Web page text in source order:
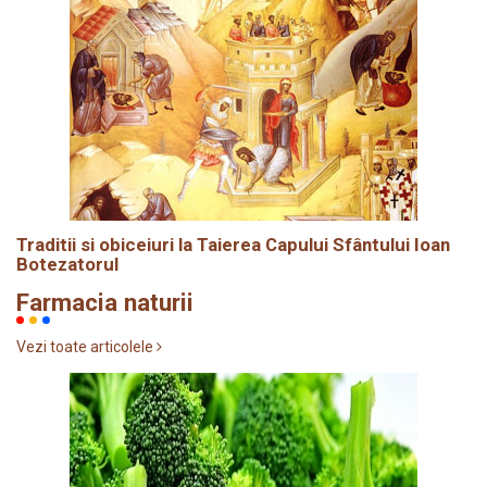
Traditii si obiceiuri la Taierea Capului Sfântului Ioan
Botezatorul
Farmacia naturii
Vezi toate articolele